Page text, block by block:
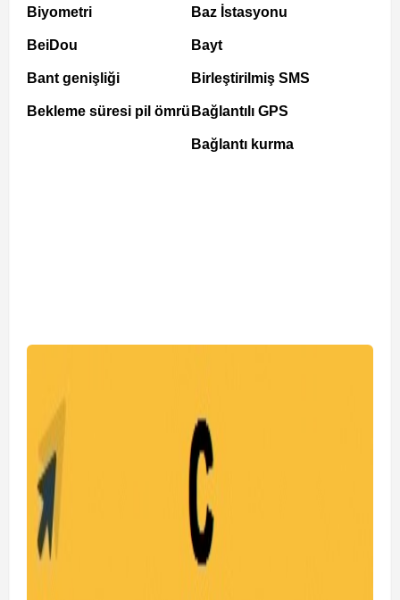
Biyometri
BeiDou
Bant genişliği
Bekleme süresi pil ömrü
Baz İstasyonu
Bayt
Birleştirilmiş SMS
Bağlantılı GPS
Bağlantı kurma